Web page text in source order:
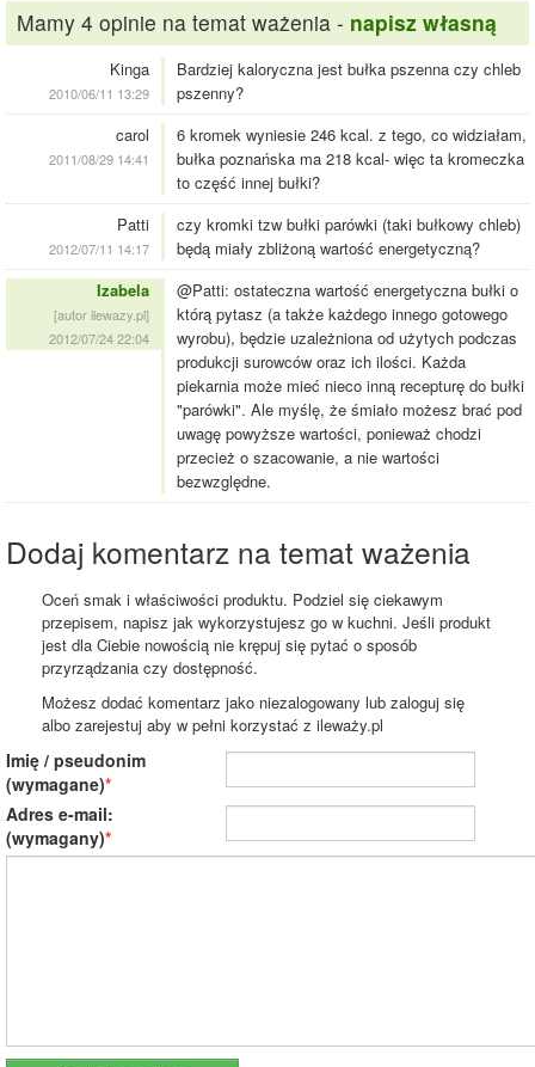
Mamy 4 opinie na temat ważenia - napisz własną
Kinga
2010/06/11 13:29
Bardziej kaloryczna jest bułka pszenna czy chleb
pszenny?
carol
2011/08/29 14:41
6 kromek wyniesie 246 kcal. z tego, co widziałam,
bułka poznańska ma 218 kcal- więc ta kromeczka
to część innej bułki?
Patti
2012/07/11 14:17
czy kromki tzw bułki parówki (taki bułkowy chleb)
będą miały zbliżoną wartość energetyczną?
Izabela
[autor ilewazy.pl]
2012/07/24 22:04
@Patti: ostateczna wartość energetyczna bułki o
którą pytasz (a także każdego innego gotowego
wyrobu), będzie uzależniona od użytych podczas
produkcji surowców oraz ich ilości. Każda
piekarnia może mieć nieco inną recepturę do bułki
"parówki". Ale myślę, że śmiało możesz brać pod
uwagę powyższe wartości, ponieważ chodzi
przecież o szacowanie, a nie wartości
bezwzględne.
Dodaj komentarz na temat ważenia
Oceń smak i właściwości produktu. Podziel się ciekawym
przepisem, napisz jak wykorzystujesz go w kuchni. Jeśli produkt
jest dla Ciebie nowością nie krępuj się pytać o sposób
przyrządzania czy dostępność.
Możesz dodać komentarz jako niezalogowany lub zaloguj się
albo zarejestuj aby w pełni korzystać z ileważy.pl
Imię / pseudonim
(wymagane)
Adres e-mail:
(wymagany)